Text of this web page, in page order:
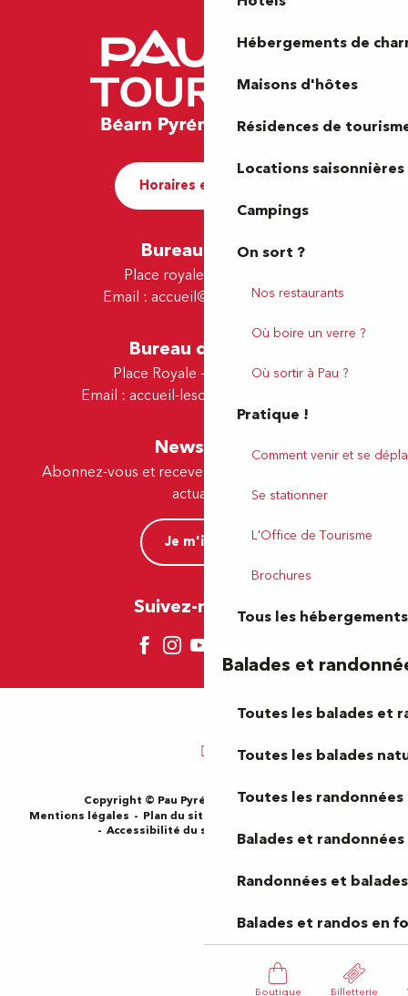
Hébergements de
Maisons d'hôtes
Résidences de
Locations saisonnières
Campings
On sort ?
Nos restaurants
Où boire un verre ?
Où sortir à Pau ?
Pratique !
Comment venir et se
Se stationner
L'Office de Tourisme
Brochures
Tous les hébergements
Balades et
Toutes les balades et
Toutes les balades
Toutes les randonnées
Balades et
Randonnées et
Balades et randos en
Boutique Billetterie
Horaires et contact
Bureau de Pau
Place royale - 64000 Pau
Email : accueil@tourismepau.fr
Bureau de Lescar
Place Royale - 64230 Lescar
Email : accueil-lescar@tourismepau.fr
Newsletter
Abonnez-vous et recevez par e-mail nos offres et
actualités.
Je m'inscris
Suivez-nous ici !
Copyright © Pau Pyrénées Tourisme 2024
Mentions légales
Plan du site
Accessibilité du site : Non-conforme